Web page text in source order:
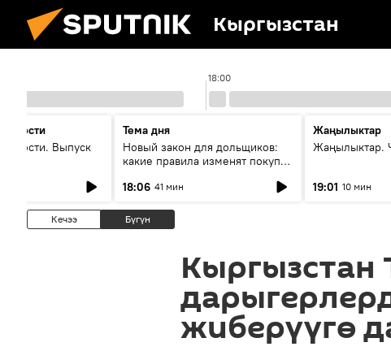
Кыргызстан
18:00
Выпуск
Тема дня
Новый закон для дольщиков:
какие правила изменят покупку
18:06 41 мин
Жаңылыктар
Жаңылыктар.
19:01 10 мин
Кечээ Бүгүн
Кыргызстан
жиберүүгө